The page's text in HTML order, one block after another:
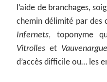
l’aide de branchages,
chemin délimité par des
Infernets, toponyme
Vitrolles et
d’accès difficile ou… les